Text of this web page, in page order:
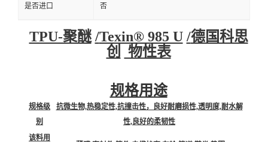
是否进口 否
TPU-聚醚 /Texin® 985 U /德国科思
创
物性表
规格用途
规格级
别
抗微生物,热稳定性,抗撞击性，良好耐磨损性,透明度,耐水解
性,良好的柔韧性
该料用